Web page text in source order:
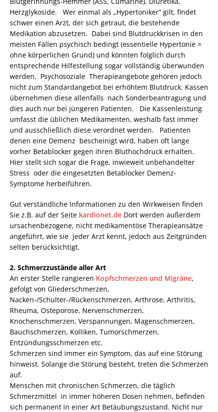
Herzglykoside. Wer einmal als „Hypertoniker“ gilt, findet
schwer einen Arzt, der sich getraut, die bestehende
Medikation abzusetzen. Dabei sind Blutdruckkrisen in den
meisten Fällen psychisch bedingt (essentielle Hypertonie =
ohne körperlichen Grund) und könnten folglich durch
entsprechende Hilfestellung sogar vollständig überwunden
werden. Psychosoziale Therapieangebote gehören jedoch
nicht zum Standardangebot bei erhöhtem Blutdruck. Kassen
übernehmen diese allenfalls nach Sonderbeantragung und
dies auch nur bei jüngeren Patienten. Die Kassenleistung
umfasst die üblichen Medikamenten, weshalb fast immer
und ausschließlich diese verordnet werden. Patienten
denen eine Demenz bescheinigt wird, haben oft lange
vorher Betablocker gegen ihren Bluthochdruck erhalten.
Hier stellt sich sogar die Frage, inwieweit unbehandelter
Stress oder die eingesetzten Betablocker Demenz-
Symptome herbeiführen.
Gut verständliche Informationen zu den Wirkweisen finden
Sie z.B. auf der Seite kardionet.de Dort werden außerdem
ursachenbezogene, nicht medikamentöse Therapieansätze
angeführt, wie sie jeder Arzt kennt, jedoch aus Zeitgründen
selten berücksichtigt.
2. Schmerzzustände aller Art
An erster Stelle rangieren Kopfschmerzen und Migräne,
gefolgt von Gliederschmerzen,
Nacken-/Schulter-/Rückenschmerzen, Arthrose, Arthritis,
Rheuma, Osteporose, Nervenschmerzen,
Knochenschmerzen, Verspannungen, Magenschmerzen,
Bauchschmerzen, Kolliken, Tumorschmerzen,
Entzündungsschmerzen etc.
Schmerzen sind immer ein Symptom, das auf eine Störung
hinweist. Solange die Störung besteht, treten die Schmerzen
auf.
Menschen mit chronischen Schmerzen, die täglich
Schmerzmittel in immer höheren Dosen nehmen, befinden
sich permanent in einer Art Betäubungszustand. Nicht nur